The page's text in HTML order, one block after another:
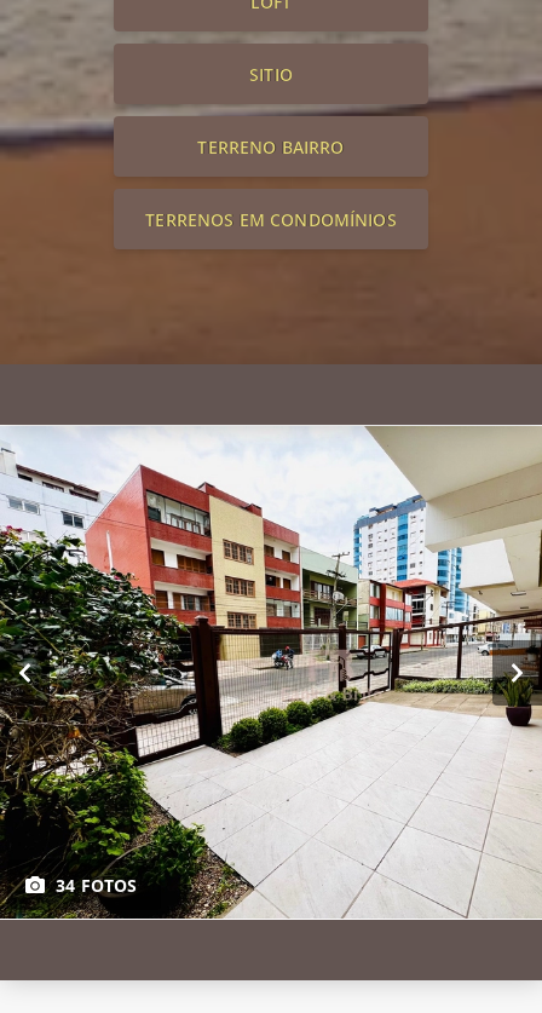
SITIO
TERRENO BAIRRO
TERRENOS EM CONDOMÍNIOS
34 FOTOS